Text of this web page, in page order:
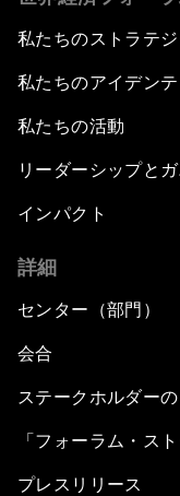
私たちのストラテ
私たちのアイデンテ
私たちの活動
リーダーシップと
インパクト
詳細
センター（部門）
会合
ステークホルダー
「フォーラム・スト
プレスリリース